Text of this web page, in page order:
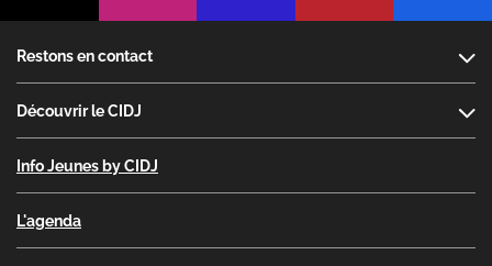
Restons en contact
Découvrir le CIDJ
Info Jeunes by CIDJ
L'agenda